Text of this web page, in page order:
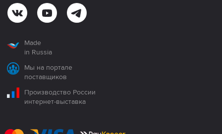
Made
in Russia
Мы на портале
поставщиков
Производство России
интернет-выставка